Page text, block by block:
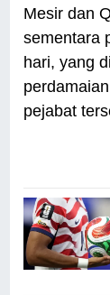
Mesir dan
sementara
hari, yang
pejabat